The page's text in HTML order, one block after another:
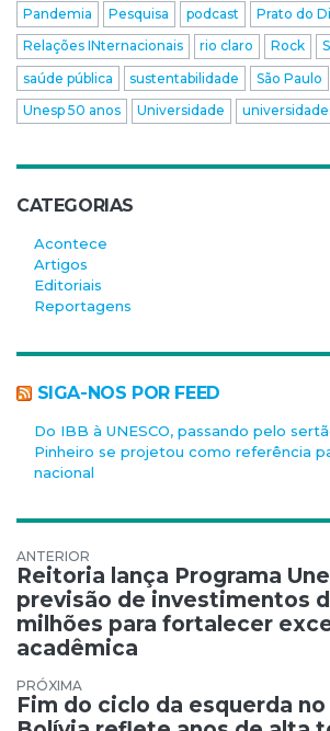
Pandemia
Pesquisa podcast Prato do
Relações INternacionais
rio claro Rock
saúde pública
sustentabilidade São Paulo
Unesp 50 anos
Universidade
CATEGORIAS
Acontece
Artigos
Editoriais
Reportagens
SIGA-NOS POR FEED
Do IBB à UNESCO, passando pelo
Pinheiro se projetou como referência
nacional
Navegação de
Reitoria lança Programa
previsão de investimentos
milhões para fortalecer
acadêmica
Fim do ciclo da esquerda